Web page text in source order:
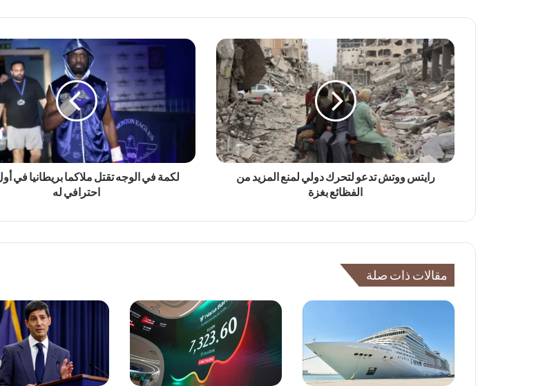
رايتس ووتش تدعو لتحرك دولي لمنع المزيد من
الفظائع بغزة
لكمة في الوجه تقتل ملاكما بريطانيا في
احترافي له
مقالات ذات صلة